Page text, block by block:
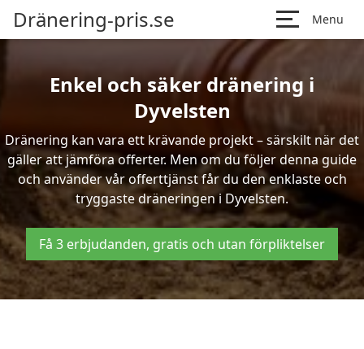
Dränering-pris.se Menu
Enkel och säker dränering i
Dyvelsten
Dränering kan vara ett krävande projekt – särskilt när det
gäller att jämföra offerter. Men om du följer denna guide
och använder vår offerttjänst får du den enklaste och
tryggaste dräneringen i Dyvelsten.
Få 3 erbjudanden, gratis och utan förpliktelser